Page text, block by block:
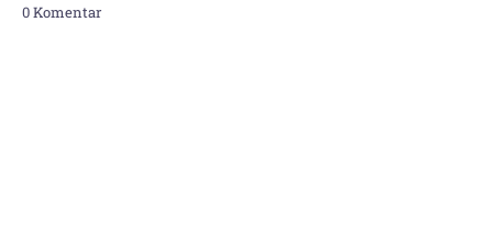
0 Komentar